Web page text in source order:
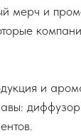
мерч и
и